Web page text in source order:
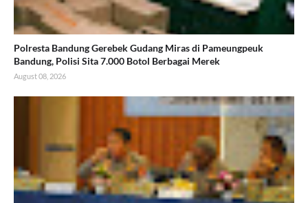
Polresta Bandung Gerebek Gudang Miras di Pameungpeuk
Bandung, Polisi Sita 7.000 Botol Berbagai Merek
August 08, 2026